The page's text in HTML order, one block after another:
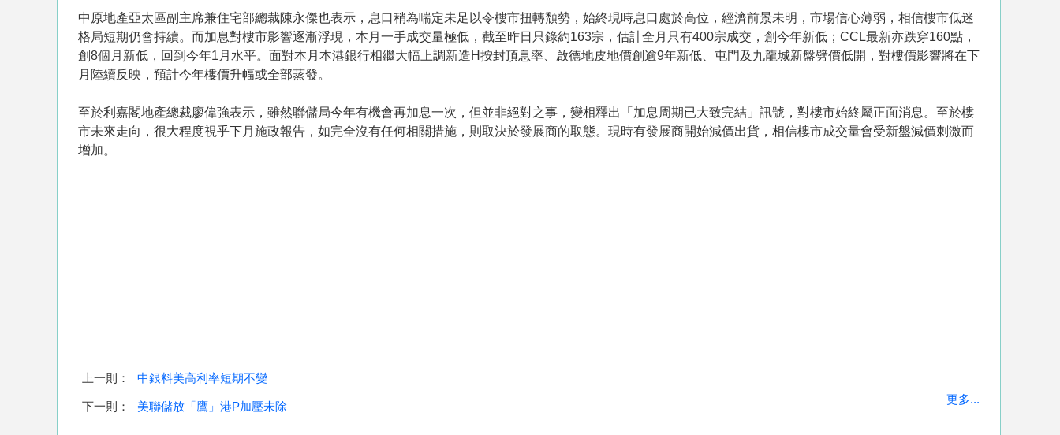
中原地產亞太區副主席兼住宅部總裁陳永傑也表示，息口稍為喘定未足以令樓市扭轉頹勢，始終現時息口處於高位，經濟前景未明，市場信心薄弱，相信樓市低迷
格局短期仍會持續。而加息對樓市影響逐漸浮現，本月一手成交量極低，截至昨日只錄約163宗，估計全月只有400宗成交，創今年新低；CCL最新亦跌穿160點，
創8個月新低，回到今年1月水平。面對本月本港銀行相繼大幅上調新造H按封頂息率、啟德地皮地價創逾9年新低、屯門及九龍城新盤劈價低開，對樓價影響將在下
月陸續反映，預計今年樓價升幅或全部蒸發。
至於利嘉閣地產總裁廖偉強表示，雖然聯儲局今年有機會再加息一次，但並非絕對之事，變相釋出「加息周期已大致完結」訊號，對樓市始終屬正面消息。至於樓
市未來走向，很大程度視乎下月施政報告，如完全沒有任何相關措施，則取決於發展商的取態。現時有發展商開始減價出貨，相信樓市成交量會受新盤減價刺激而
增加。
上一則： 中銀料美高利率短期不變
下一則： 美聯儲放「鷹」港P加壓未除
更多...